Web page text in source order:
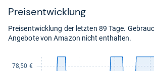
Preis­ent­wick­lung
Preisentwicklung der letzten 89 Tage.
Angebote von Amazon nicht enthalten.